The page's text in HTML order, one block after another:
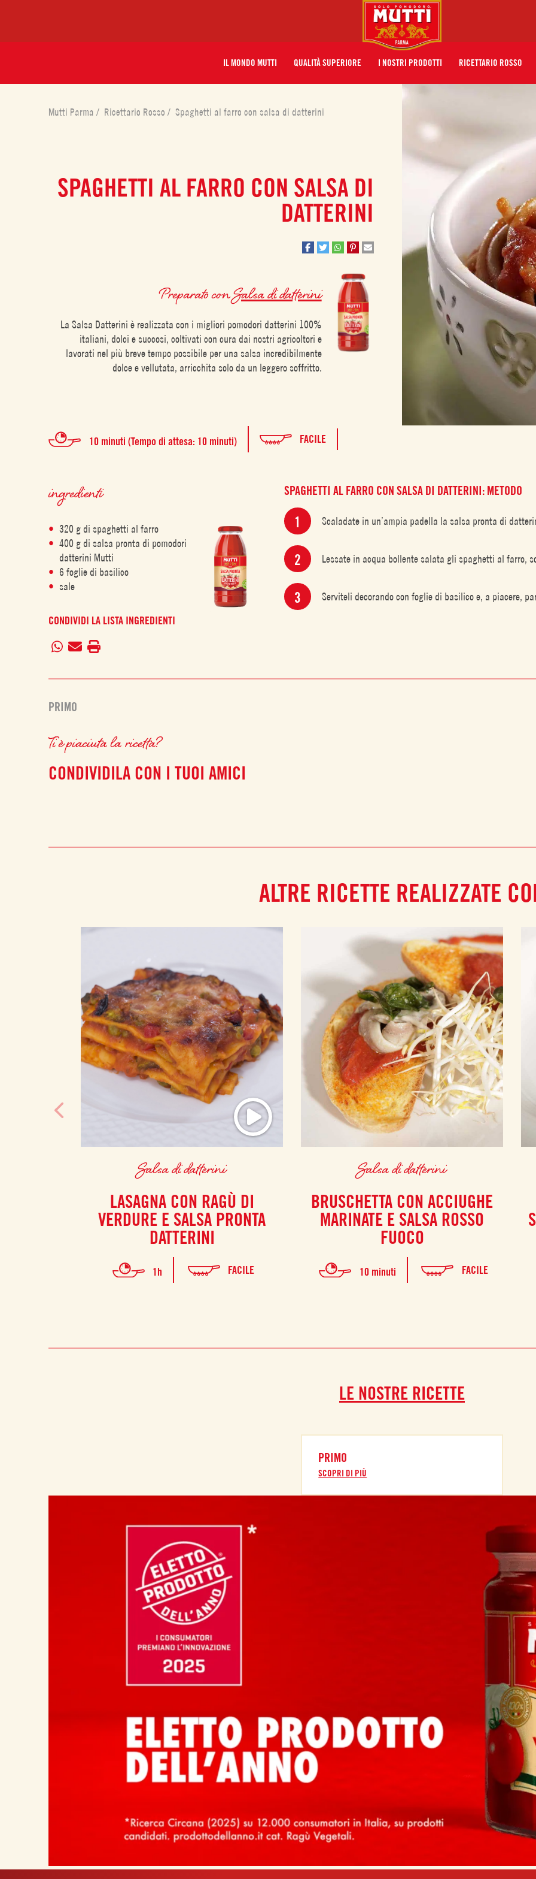
IL MONDO MUTTI QUALITÀ SUPERIORE I NOSTRI PRODOTTI RICETTARIO ROSSO
Mutti Parma/ Ricettario Rosso/ Spaghetti al farro con salsa di datterini
SPAGHETTI AL FARRO CON SALSA DI
DATTERINI
Preparato conSalsa di datterini
La Salsa Datterini è realizzata con i migliori pomodori datterini 100%
italiani, dolci e succosi, coltivati con cura dai nostri agricoltori e
lavorati nel più breve tempo possibile per una salsa incredibilmente
dolce e vellutata, arricchita solo da un leggero soffritto.
10 minuti (Tempo di attesa: 10 minuti) FACILE
ingredienti
320 g di spaghetti al farro
400 g di salsa pronta di pomodori
datterini Mutti
6 foglie di basilico
sale
CONDIVIDI LA LISTA INGREDIENTI
SPAGHETTI AL FARRO CON SALSA DI DATTERINI: METODO
Scaladate in un’ampia padella la salsa pronta di
Lessate in acqua bollente salata gli spaghetti al farro,
Serviteli decorando con foglie di basilico e, a piacere,
PRIMO
Ti è piaciuta la ricetta?
CONDIVIDILA CON I TUOI AMICI
ALTRE RICETTE REALIZZATE
Salsa di datterini
LASAGNA CON RAGÙ DI
VERDURE E SALSA PRONTA
DATTERINI
1h FACILE
Salsa di datterini
BRUSCHETTA CON ACCIUGHE
MARINATE E SALSA ROSSO
FUOCO
10 minuti FACILE
LE NOSTRE RICETTE
PRIMO
SCOPRI DI PIÙ